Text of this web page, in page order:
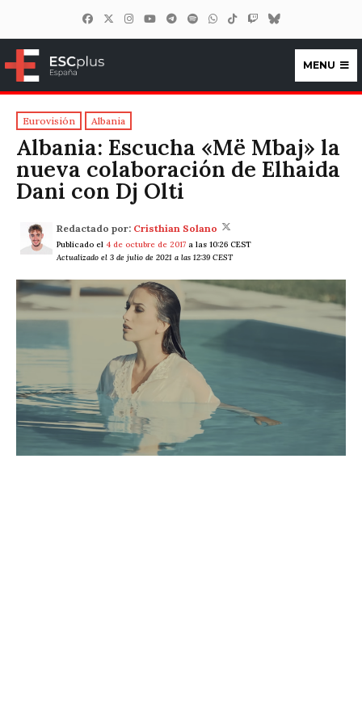
ESCplus España
MENU
Eurovisión Albania
Albania: Escucha «Më Mbaj» la
nueva colaboración de Elhaida
Dani con Dj Olti
Redactado por: Cristhian Solano
Publicado el 4 de octubre de 2017 a las 10:26 CEST
Actualizado el 3 de julio de 2021 a las 12:39 CEST